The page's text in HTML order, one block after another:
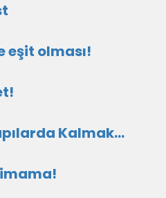
eşit olması!
Kalmak…